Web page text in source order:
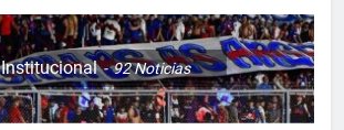
Institucional 92Noticias